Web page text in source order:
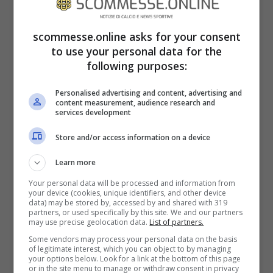
METEO E CONDIZIONI DEL CAMPO
Le condizioni meteo diBurnley –
si preannunciano buone: 14
buone.
scommesse.online asks for your consent
to use your personal data for the
following purposes:
Personalised advertising and content, advertising and
content measurement, audience research and
services development
Store and/or access information on a device
Learn more
Your personal data will be processed and information from
your device (cookies, unique identifiers, and other device
data) may be stored by, accessed by and shared with 319
partners, or used specifically by this site. We and our partners
may use precise geolocation data. List of partners.
Some vendors may process your personal data on the basis
of legitimate interest, which you can object to by managing
your options below. Look for a link at the bottom of this page
or in the site menu to manage or withdraw consent in privacy